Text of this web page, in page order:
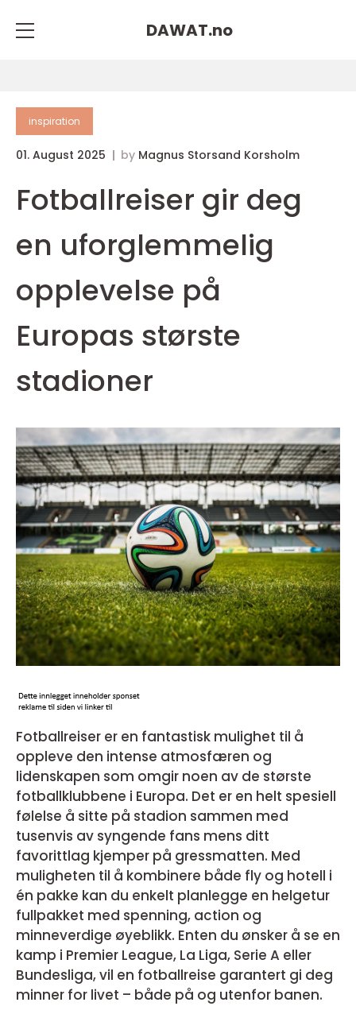
DAWAT.no
inspiration
01. August 2025 by Magnus Storsand Korsholm
Fotballreiser gir deg
en uforglemmelig
opplevelse på
Europas største
stadioner
Fotballreiser er en fantastisk mulighet til å
oppleve den intense atmosfæren og
lidenskapen som omgir noen av de største
fotballklubbene i Europa. Det er en helt spesiell
følelse å sitte på stadion sammen med
tusenvis av syngende fans mens ditt
favorittlag kjemper på gressmatten. Med
muligheten til å kombinere både fly og hotell i
én pakke kan du enkelt planlegge en helgetur
fullpakket med spenning, action og
minneverdige øyeblikk. Enten du ønsker å se en
kamp i Premier League, La Liga, Serie A eller
Bundesliga, vil en fotballreise garantert gi deg
minner for livet – både på og utenfor banen.